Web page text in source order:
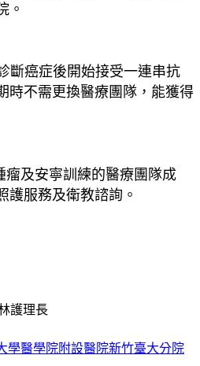
。
斷癌症後開始接受一連串抗
時不需更換醫療團隊，能獲得
瘤及安寧訓練的醫療團隊成
護服務及衛教諮詢。
林護理長